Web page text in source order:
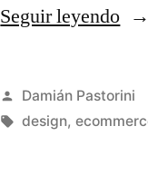
Seguir leyendo
en
Publicado
por
Damián Pastorini
Etiquetas:
design,